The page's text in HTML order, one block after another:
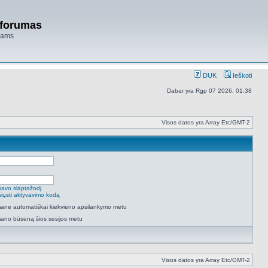
DUK Ieškoti
Dabar yra Rgp 07 2026, 01:38
Visos datos yra Array Etc/GMT-2
slaptažodį
aktyvavimo kodą
automatiškai kiekvieno apsilankymo metu
būseną šios sesijos metu
Visos datos yra Array Etc/GMT-2